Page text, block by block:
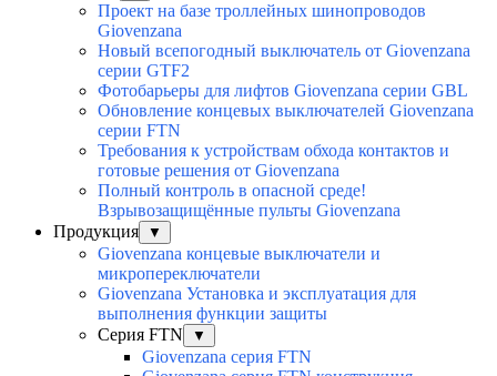
Проект на базе троллейных шинопроводов
Giovenzana
Новый всепогодный выключатель от Giovenzana
серии GTF2
Фотобарьеры для лифтов Giovenzana серии GBL
Обновление концевых выключателей Giovenzana
серии FTN
Требования к устройствам обхода контактов и
готовые решения от Giovenzana
Полный контроль в опасной среде!
Взрывозащищённые пульты Giovenzana
Продукция
▼
Giovenzana концевые выключатели и
микропереключатели
Giovenzana Установка и эксплуатация для
выполнения функции защиты
Серия FTN
▼
Giovenzana серия FTN